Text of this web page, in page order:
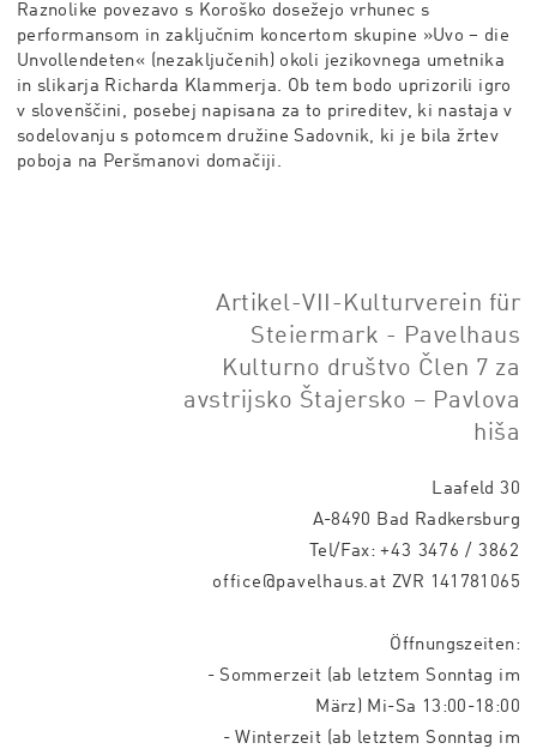
Raznolike povezavo s Koroško dosežejo vrhunec s
performansom in zaključnim koncertom skupine »Uvo – die
Unvollendeten« (nezaključenih) okoli jezikovnega umetnika
in slikarja Richarda Klammerja. Ob tem bodo uprizorili igro
v slovenščini, posebej napisana za to prireditev, ki nastaja v
sodelovanju s potomcem družine Sadovnik, ki je bila žrtev
poboja na Peršmanovi domačiji.
Artikel-VII-Kulturverein für
Steiermark - Pavelhaus
Kulturno društvo Člen 7 za
avstrijsko Štajersko – Pavlova
hiša
Laafeld 30
A-8490 Bad Radkersburg
Tel/Fax:+43 3476 / 3862
office@pavelhaus.at ZVR 141781065
Öffnungszeiten:
- Sommerzeit (ab letztem Sonntag im
März) Mi-Sa 13:00-18:00
- Winterzeit (ab letztem Sonntag im